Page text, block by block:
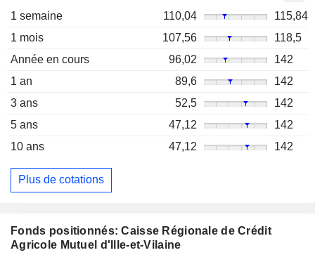
1 semaine 110,04
115,84
1 mois
107,56
118,5
Année en cours
96,02
142
1 an
89,6
142
3 ans
52,5
142
5 ans
47,12
142
10 ans
47,12 142
Plus de cotations
Fonds positionnés: Caisse Régionale de Crédit
Agricole Mutuel d'Ille-et-Vilaine